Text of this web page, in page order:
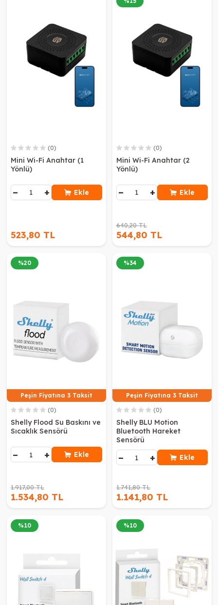
(0)
Mini Wi-Fi Anahtar (1
Yönlü)
− + Ekle
523,80 TL
(0)
Mini Wi-Fi Anahtar (2
Yönlü)
− + Ekle
640,20 TL
544,80 TL
Peşin Fiyatına 3 Taksit
%20
(0)
Shelly Flood Su Baskını ve
Sıcaklık Sensörü
− + Ekle
1.917,00 TL
1.534,80 TL
Peşin Fiyatına 3 Taksit
%34
(0)
Shelly BLU Motion
Bluetooth Hareket
Sensörü
− + Ekle
1.741,80 TL
1.141,80 TL
%10 %10